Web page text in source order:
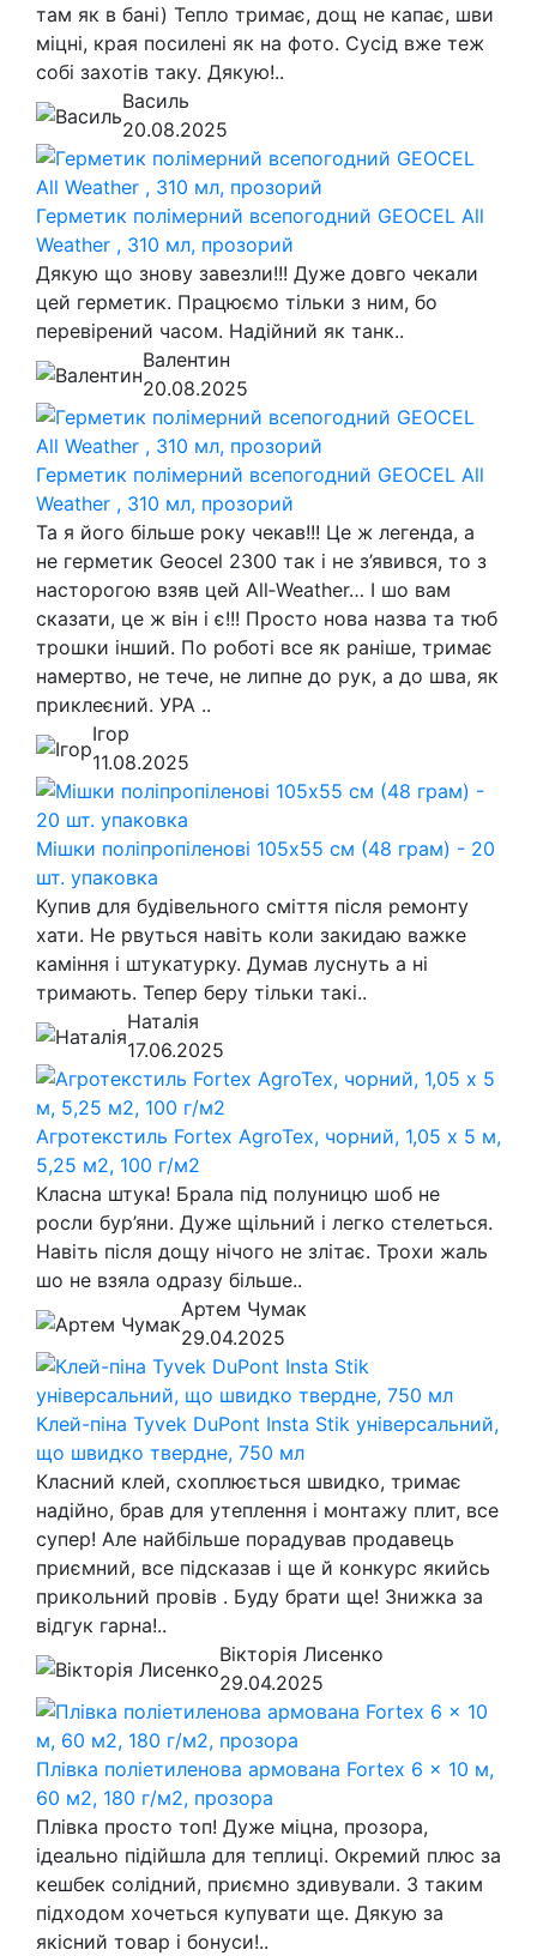
там як в бані) Тепло тримає, дощ не капає, шви
міцні, края посилені як на фото. Сусід вже теж
собі захотів таку. Дякую!..
Василь
20.08.2025
Герметик полімерний всепогодний GEOCEL All
Weather , 310 мл, прозорий
Дякую що знову завезли!!! Дуже довго чекали
цей герметик. Працюємо тільки з ним, бо
перевірений часом. Надійний як танк..
Валентин
20.08.2025
Герметик полімерний всепогодний GEOCEL All
Weather , 310 мл, прозорий
Та я його більше року чекав!!! Це ж легенда, а
не герметик Geocel 2300 так і не з’явився, то з
насторогою взяв цей All‑Weather… І шо вам
сказати, це ж він і є!!! Просто нова назва та тюб
трошки інший. По роботі все як раніше, тримає
намертво, не тече, не липне до рук, а до шва, як
приклеєний. УРА ..
Ігор
11.08.2025
Мішки поліпропіленові 105х55 см (48 грам) - 20
шт. упаковка
Купив для будівельного сміття після ремонту
хати. Не рвуться навіть коли закидаю важке
каміння і штукатурку. Думав луснуть а ні
тримають. Тепер беру тільки такі..
Наталія
17.06.2025
Агротекстиль Fortex AgroTex, чорний, 1,05 х 5 м,
5,25 м2, 100 г/м2
Класна штука! Брала під полуницю шоб не
росли бур’яни. Дуже щільний і легко стелеться.
Навіть після дощу нічого не злітає. Трохи жаль
шо не взяла одразу більше..
Артем Чумак
29.04.2025
Клей-піна Tyvek DuPont Insta Stik універсальний,
що швидко твердне, 750 мл
Класний клей, схоплюється швидко, тримає
надійно, брав для утеплення і монтажу плит, все
супер! Але найбільше порадував продавець
приємний, все підсказав і ще й конкурс якийсь
прикольний провів . Буду брати ще! Знижка за
відгук гарна!..
Вікторія Лисенко
29.04.2025
Плівка поліетиленова армована Fortex 6 x 10 м,
60 м2, 180 г/м2, прозора
Плівка просто топ! Дуже міцна, прозора,
ідеально підійшла для теплиці. Окремий плюс за
кешбек солідний, приємно здивували. З таким
підходом хочеться купувати ще. Дякую за
якісний товар і бонуси!..